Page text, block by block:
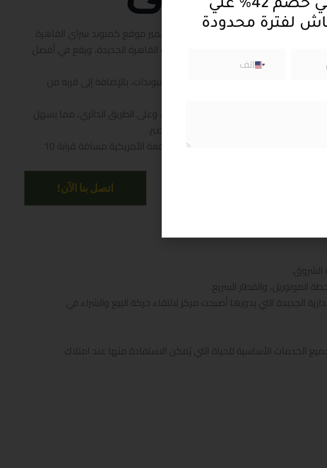
سراي القاهرة الجديدة
سراى كمبوند في موقع مميز للغاية، حيث يتميز موقع كمبوند سراي القاهرة
بإنه يطل على أكبر كريستال لاجونز في منطقة القاهرة الجديدة، ويقع في أفضل
في مدينة المستقبل.
يُعتبر متميزًا لأنه يقع في قلب أبرز الكمبوندات، بالإضافة إلى قربه من
يوجد الكمبوند مباشرة على طريق الأمل، وعلى الطريق الدائري، مما يسهل
إلى أي جزء في القاهرة وخارجها في وقت قصير.
خدمات تعليمية: تبعد سراي القاهرة الجديدة عن الجامعة الأمريكية مسافة قرابة 10
اتصل بنا الآن!
الشروق.
والقطار السريع.
الجديدة التي بدورها أصبحت مركز لالتقاء حركة البيع والشراء في
الخدمات الأساسية للحياة التي يُمكن الاستفادة منها عند امتلاك
احصل علي خصم 42% علي
لفترة محدودة